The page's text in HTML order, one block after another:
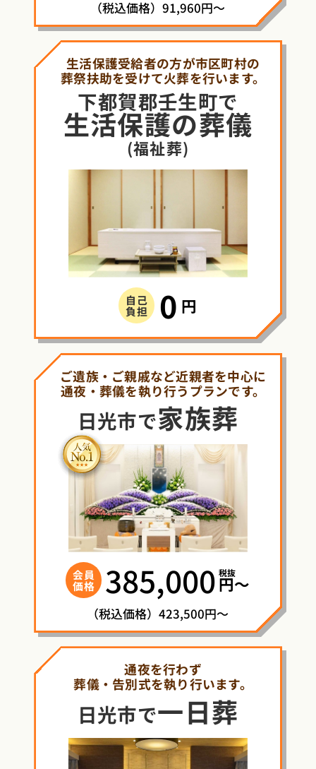
（税込価格）91,960円～
生活保護受給者の方が市区町村の
葬祭扶助を受けて火葬を行います。
下都賀郡壬生町で
生活保護の葬儀
(福祉葬)
自己
負担 0 円
ご遺族・ご親戚など近親者を中心に
通夜・葬儀を執り行うプランです。
日光市で家族葬
会員
価格 385,000 税抜
円〜
（税込価格）423,500円～
通夜を行わず
葬儀・告別式を執り行います。
日光市で一日葬